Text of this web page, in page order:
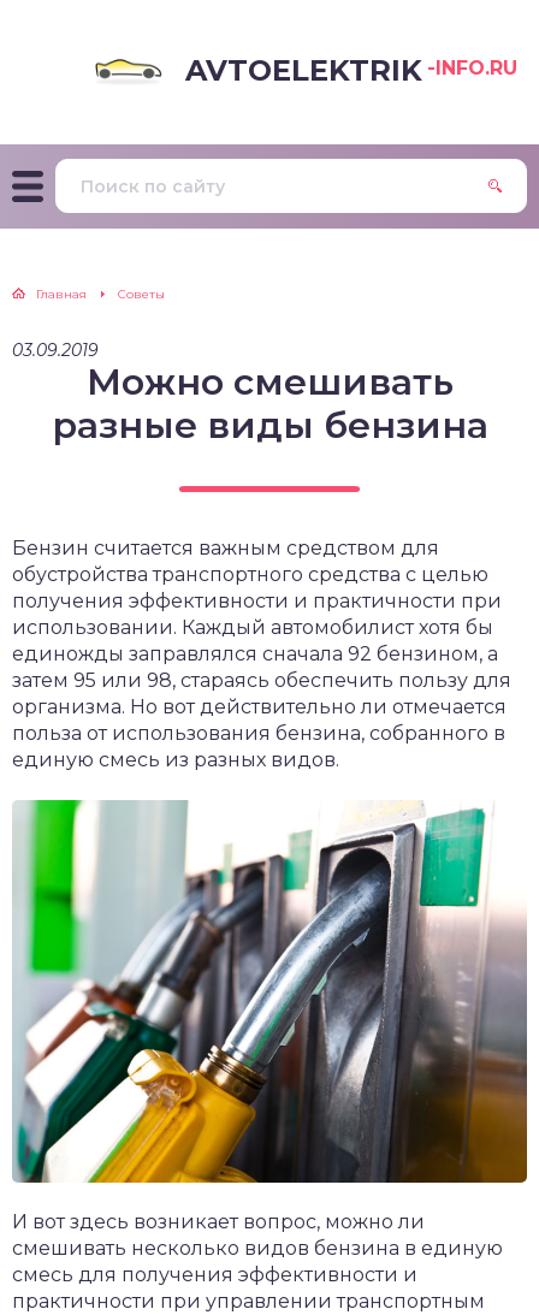
AVTOELEKTRIK -INFO.RU
Главная Советы
03.09.2019
Можно смешивать
разные виды бензина
Бензин считается важным средством для
обустройства транспортного средства с целью
получения эффективности и практичности при
использовании. Каждый автомобилист хотя бы
единожды заправлялся сначала 92 бензином, а
затем 95 или 98, стараясь обеспечить пользу для
организма. Но вот действительно ли отмечается
польза от использования бензина, собранного в
единую смесь из разных видов.
И вот здесь возникает вопрос, можно ли
смешивать несколько видов бензина в единую
смесь для получения эффективности и
практичности при управлении транспортным